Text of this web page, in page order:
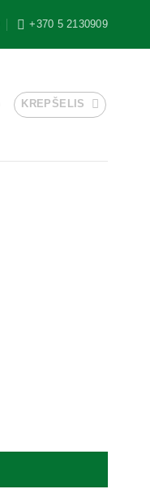
+370 5 2130909
KREPŠELIS